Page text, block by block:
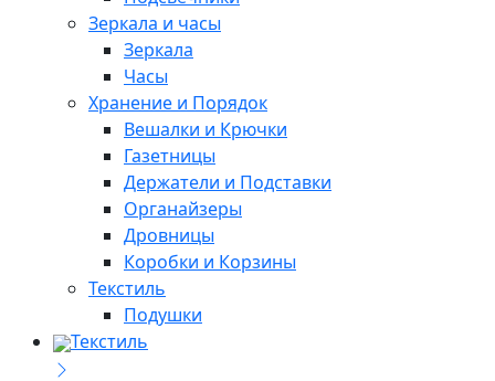
Зеркала и часы
Зеркала
Часы
Хранение и Порядок
Вешалки и Крючки
Газетницы
Держатели и Подставки
Органайзеры
Дровницы
Коробки и Корзины
Текстиль
Подушки
Текстиль